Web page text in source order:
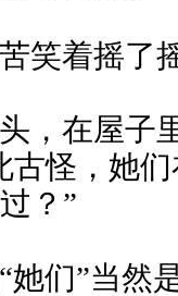
笑着摇了
，在屋子
古怪，她
？”
们”当然